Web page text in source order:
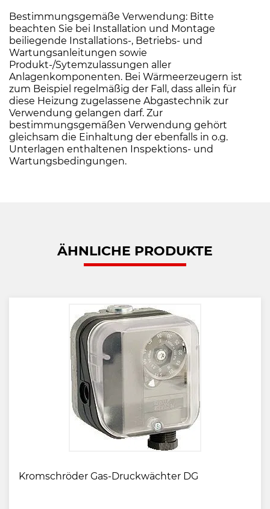
Bestimmungsgemäße Verwendung: Bitte
beachten Sie bei Installation und Montage
beiliegende Installations-, Betriebs- und
Wartungsanleitungen sowie
Produkt-/Sytemzulassungen aller
Anlagenkomponenten. Bei Wärmeerzeugern ist
zum Beispiel regelmäßig der Fall, dass allein für
diese Heizung zugelassene Abgastechnik zur
Verwendung gelangen darf. Zur
bestimmungsgemäßen Verwendung gehört
gleichsam die Einhaltung der ebenfalls in o.g.
Unterlagen enthaltenen Inspektions- und
Wartungsbedingungen.
ÄHNLICHE PRODUKTE
Kromschröder Gas-Druckwächter DG